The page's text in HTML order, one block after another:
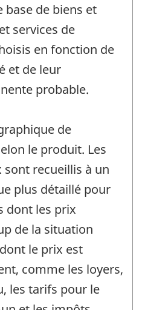
base de biens et
services de
en fonction de
et de leur
probable.
de
le produit. Les
recueillis à un
plus détaillé pour
dont les prix
de la situation
le prix est
comme les loyers,
les tarifs pour le